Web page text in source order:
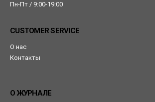
Пн-Пт / 9:00-19:00
CUSTOMER SERVICE
О нас
Контакты
О ЖУРНАЛЕ